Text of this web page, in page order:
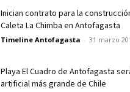
Inician contrato para la
Caleta La Chimba en Antofagasta
Timeline Antofagasta - 31 marzo
Playa El Cuadro de Antofagasta
artificial más grande de Chile